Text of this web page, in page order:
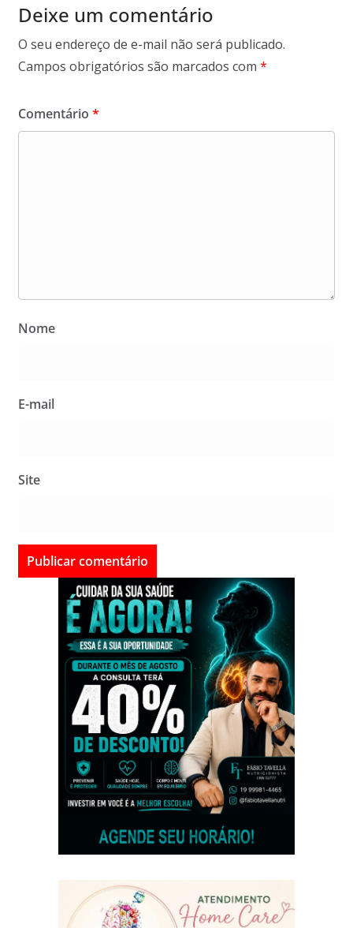
Deixe um comentário
O seu endereço de e-mail não será publicado.
Campos obrigatórios são marcados com *
Comentário *
Nome
E-mail
Site